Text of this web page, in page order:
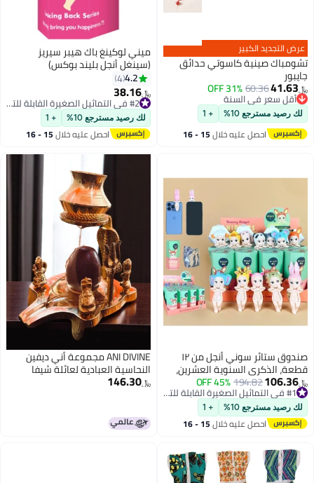
كاسوتي حدائق
31% OFF
+ 1
عليه خلال 15 - 16
ميني لوكينغ باك هيبر سيريز
(سينغل أنجل بليند بوكس)
﷼‏
#2 في التماثيل الصغيرة القابلة للتجميع
#2 في التماثيل الصغيرة القابلة للتجميع لك رصيد مسترجع 10% + 1
احصل عليه خلال 15 - 16
صندوق ستائر سوني أنجل من ١٢
العشرين،
باك، مجسمات
شكل حيوانات
45% OFF
#1 في التماثيل الصغيرة القابلة للتجميع
#1 في التماثيل الصغيرة القابلة للتجميع + 1
عليه خلال 15 - 16
ANI DIVINE مجموعة أني ديفين
النحاسية العبادية لعائلة شيفا
بارفاتي، غانيش، كارتكييا وناندي
مهراج جي مع نارماديشوار شيفلينغ
لطقوس المنزل، المعبد، جلابهيشاك
﷼‏146.30